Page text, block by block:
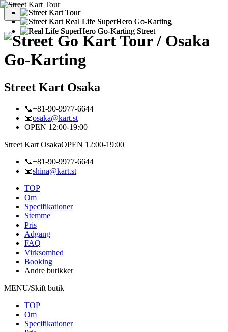
Street Kart Osaka
📞+81-90-9977-6644
📧osaka@kart.st
OPEN 12:00-19:00
Street Kart OsakaOPEN 12:00-19:00
📞+81-90-9977-6644
📧shina@kart.st
TOP
Om
Specifikationer
Stemme
Pris
Adgang
FAQ
Virksomhed
Booking
Andre butikker
MENU/Skift butik
TOP
Om
Specifikationer